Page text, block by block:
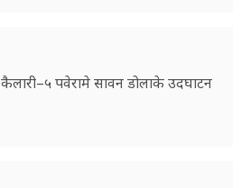
कैलारी–५ पवेरामे सावन डोलाके उदघाटन